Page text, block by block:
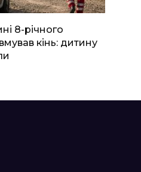
8-річного
кінь: дитину